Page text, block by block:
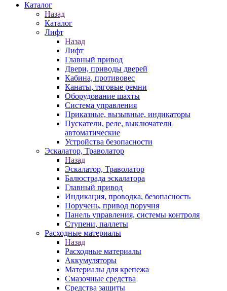
Каталог
Назад
Каталог
Лифт
Назад
Лифт
Главный привод
Двери, приводы дверей
Кабина, противовес
Канаты, тяговые ремни
Оборудование шахты
Система управления
Приказные, вызывные, индикаторы
Пускатели, реле, выключатели
автоматические
Устройства безопасности
Эскалатор, Траволатор
Назад
Эскалатор, Траволатор
Балюстрада эскалатора
Главный привод
Индикация, проводка, безопасность
Поручень, привод поручня
Панель управления, системы контроля
Ступени, паллеты
Расходные материалы
Назад
Расходные материалы
Аккумуляторы
Материалы для крепежа
Смазочные средства
Средства защиты